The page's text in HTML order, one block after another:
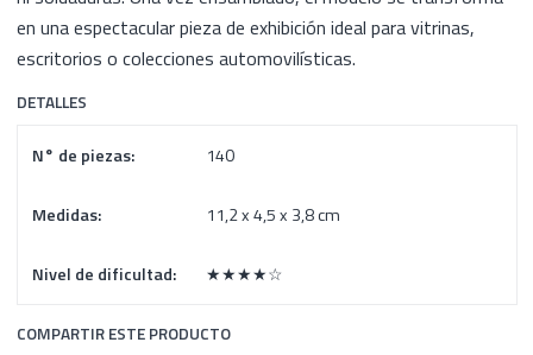
en una espectacular pieza de exhibición ideal para vitrinas,
escritorios o colecciones automovilísticas.
DETALLES
N° de piezas: 140
Medidas: 11,2 x 4,5 x 3,8 cm
Nivel de dificultad: ★★★★☆
COMPARTIR ESTE PRODUCTO